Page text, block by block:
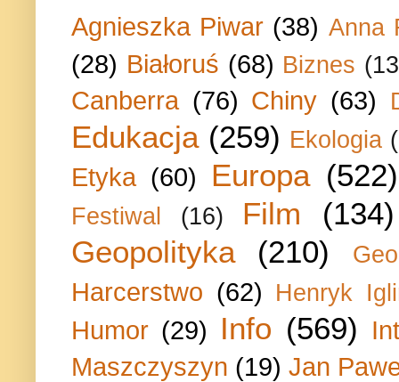
Agnieszka Piwar (38) Anna
(28) Białoruś (68) Biznes
Canberra (76) Chiny (63)
Edukacja (259) Ekologia
Etyka (60) Europa (522)
Festiwal (16) Film
(134)
Geopolityka
(210)
Harcerstwo (62) Henryk
Humor (29) Info (569)
Maszczyszyn (19) Jan